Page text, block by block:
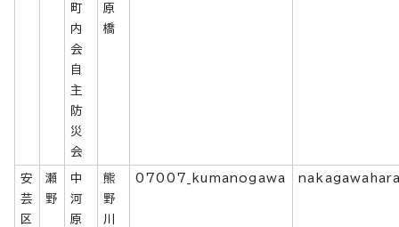
町
内
会
自
主
防
災
会
原
橋
安
芸
区
瀬
野
中
河
原
熊
野
川
07007_kumanogawa